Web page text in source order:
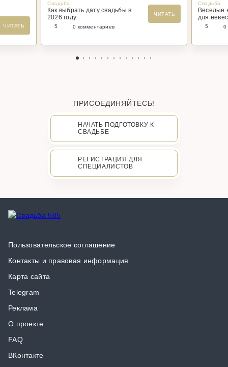
ЧИТАТЬ
Свадьба
Как выбрать дату свадьбы в
2026 году
ЧИТАТЬ
5 0 комментариев
Свадьба
Веселые
для
5 0
ПРИСОЕДИНЯЙТЕСЬ!
НАЧАТЬ ПОДГОТОВКУ К
СВАДЬБЕ
РЕГИСТРАЦИЯ ДЛЯ
СПЕЦИАЛИСТОВ
Пользовательское соглашение
Контакты и правовая информация
Карта сайта
Telegram
Реклама
О проекте
FAQ
ВКонтакте